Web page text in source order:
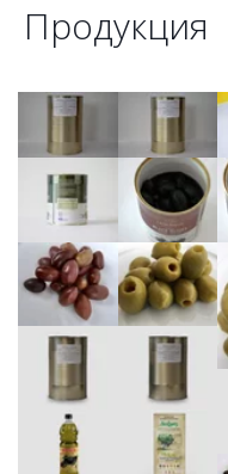
Продукция